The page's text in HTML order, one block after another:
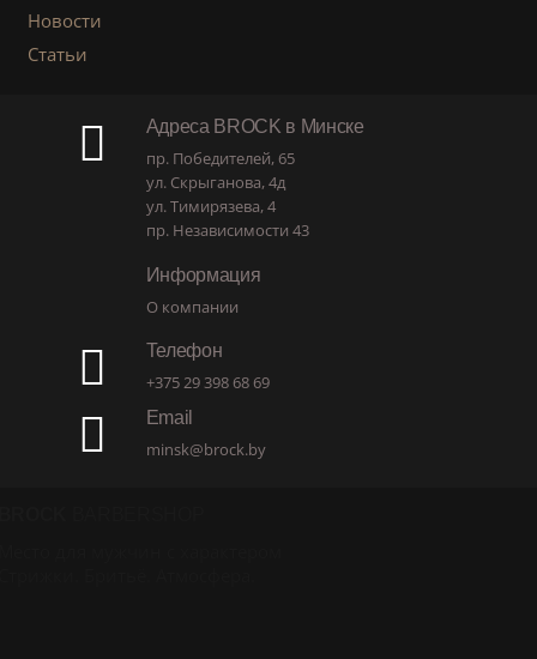
Новости
Статьи
Адреса BROCK в Минске
пр. Победителей, 65
ул. Скрыганова, 4д
ул. Тимирязева, 4
пр. Независимости 43
Информация
О компании
Телефон
+375 29 398 68 69
Email
minsk@brock.by